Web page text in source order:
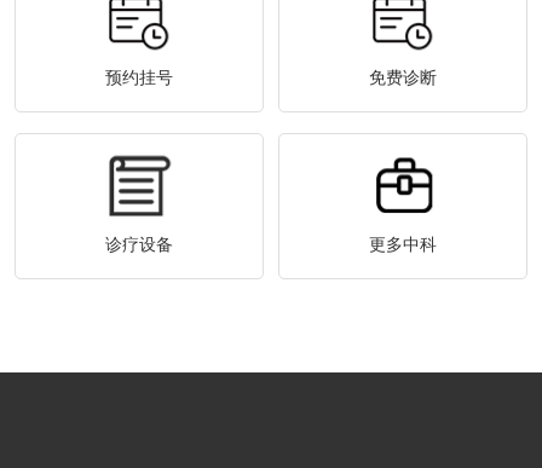
预约挂号 免费诊断
诊疗设备 更多中科